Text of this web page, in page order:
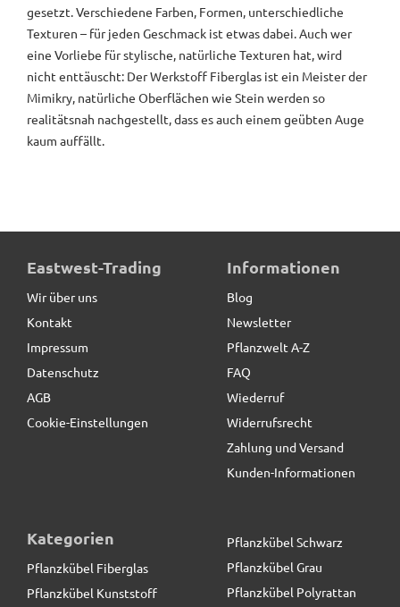
gesetzt. Verschiedene Farben, Formen, unterschiedliche
Texturen – für jeden Geschmack ist etwas dabei. Auch wer
eine Vorliebe für stylische, natürliche Texturen hat, wird
nicht enttäuscht: Der Werkstoff Fiberglas ist ein Meister der
Mimikry, natürliche Oberflächen wie Stein werden so
realitätsnah nachgestellt, dass es auch einem geübten Auge
kaum auffällt.
Eastwest-Trading
Wir über uns
Kontakt
Impressum
Datenschutz
AGB
Cookie-Einstellungen
Informationen
Blog
Newsletter
Pflanzwelt A-Z
FAQ
Wiederruf
Widerrufsrecht
Zahlung und Versand
Kunden-Informationen
Kategorien
Pflanzkübel Fiberglas
Pflanzkübel Kunststoff
Pflanzkübel Schwarz
Pflanzkübel Grau
Pflanzkübel Polyrattan